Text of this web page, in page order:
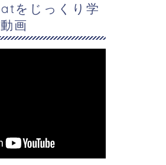
をじっくり学
画